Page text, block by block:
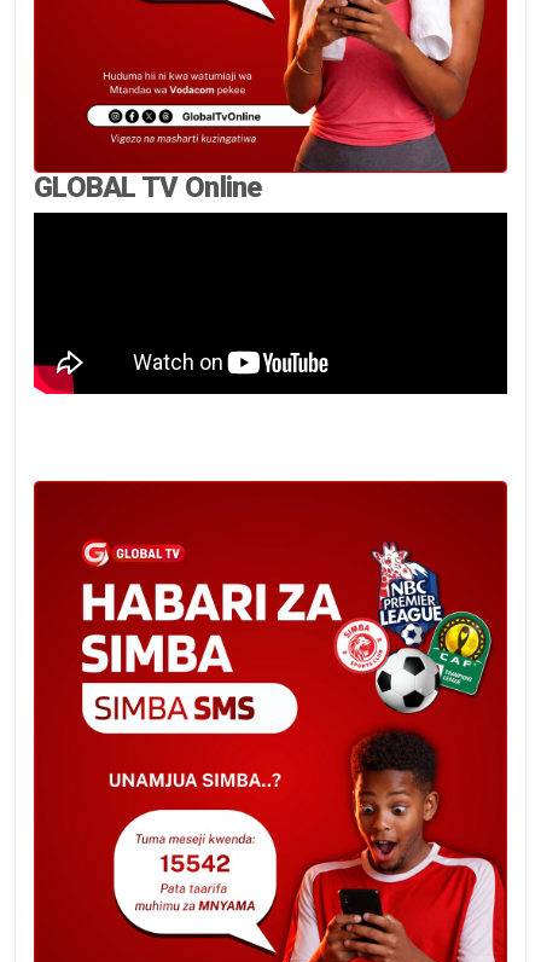
GLOBAL TV Online